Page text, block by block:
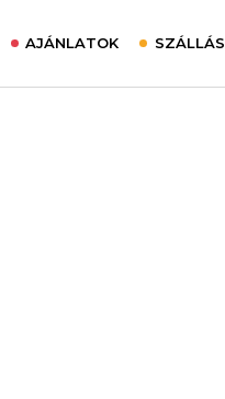
AJÁNLATOK